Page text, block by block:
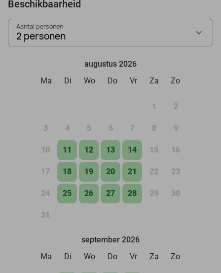
Beschikbaarheid
Aantal personen:
2 personen
augustus 2026
Ma
Di Wo Do Vr Za Zo
1 2
3 4 5 6 7 8 9
10 11 12 13 14 15 16
17 18 19 20 21 22 23
24 25 26 27 28 29 30
31
september 2026
Ma
Di Wo Do Vr Za Zo